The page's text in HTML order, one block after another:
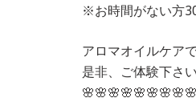
※お時間がない方
アロマオイルケア
是非、ご体験下さ